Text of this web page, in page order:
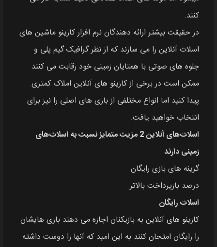
کنند.
در حقیقت بیشتر ارائه دهندگان نرم افزار کازینو ماشین‌ های
اسلات آنلاین را می‌ سازند که از نظر گرافیک گیم پلی و
جلوه های صوتی با همتایان زمینی خود رقابت می‌ کنند
ممکن است در برخی از کازینو های آنلاین املاک کمتری
پیدا کنید اما انواع مختلفی از بازی‌ های اصلی را نیز برای
انتخاب خواهید یافت.
اسلات‌های آنلاین 2 مزیت متمایز نسبت به اسلات‌های
زمینی دارند
گزینه‌ های بازی رایگان
درصد بازپرداخت بالاتر
اسلات رایگان
کازینو های آنلاین به بازیکنان اجازه می‌ دهند بازی‌ هایشان
را رایگان امتحان کنند به این امید که آنها را دوست داشته